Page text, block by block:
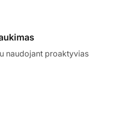
naudojant proaktyvias